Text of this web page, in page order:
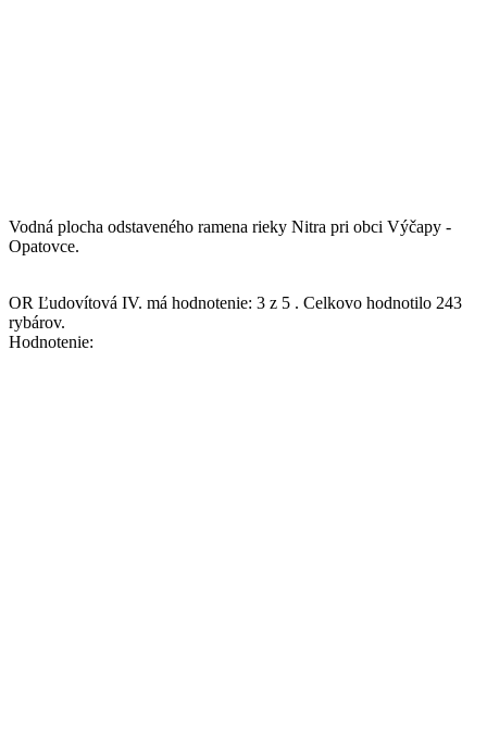
Vodná plocha odstaveného ramena rieky Nitra pri obci Výčapy -
Opatovce.
OR Ľudovítová IV. má hodnotenie: 3 z 5 . Celkovo hodnotilo 243
rybárov.
Hodnotenie: